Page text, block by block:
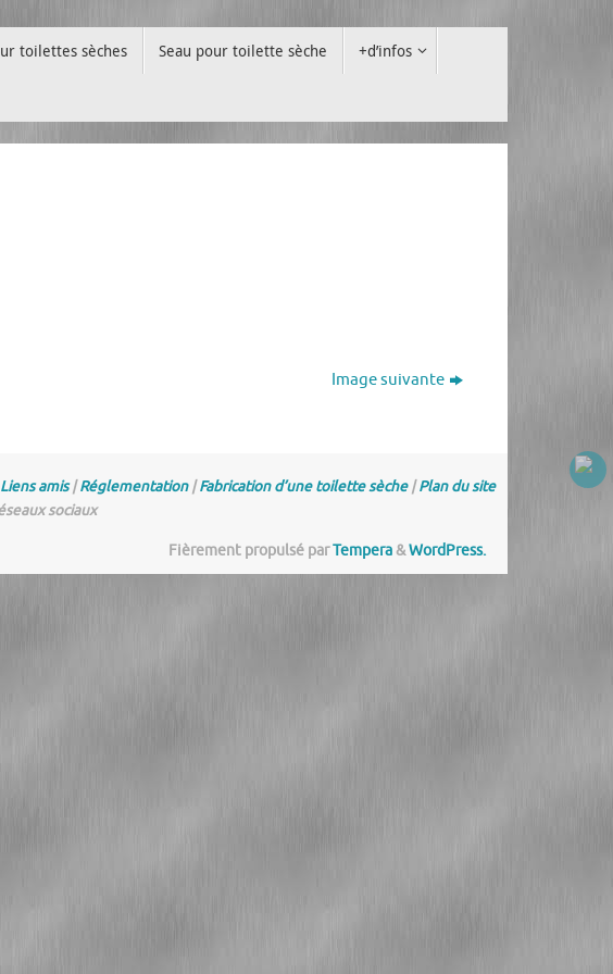
toilettes sèches Seau pour toilette sèche +d’infos
Image suivante
Liens amis|Réglementation|Fabrication d’une toilette sèche|Plan du site
sociaux
Fièrement propulsé parTempera &WordPress.